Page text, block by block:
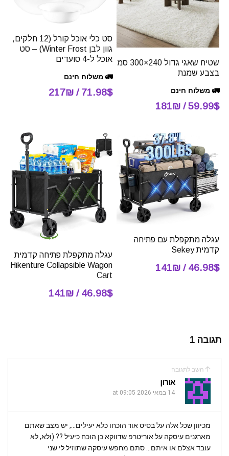
שטיח שאגי גדול 240×300 סמ
בצבע שמנת
🚛 משלוח חינם
59.99$ / 181₪
סט כלי אוכל קורל (12 חלקים,
גוון לבן Winter Frost) – סט
אוכל ל-4 סועדים
🚛 משלוח חינם
71.98$ / 217₪
עגלה מתקפלת עם פתיחה
קדמית Sekey
46.98$ / 141₪
עגלה מתקפלת פתיחה קדמית
Hikenture Collapsible Wagon
Cart
46.98$ / 141₪
תגובה 1
השב לתגובה
אורון
14 במאי 2026 at 09:05
מכיוון שכל אלה על בסיס אור הוכחו כלא יעילים…, יש מצב שאתם
מארגנים עיסקה על אוריטרפ שדווקא כן הוכח כיעיל ?? (ולא, לא
עובד אצלם או איתם… סתם מחפש עיסקה שתוזיל לי שני